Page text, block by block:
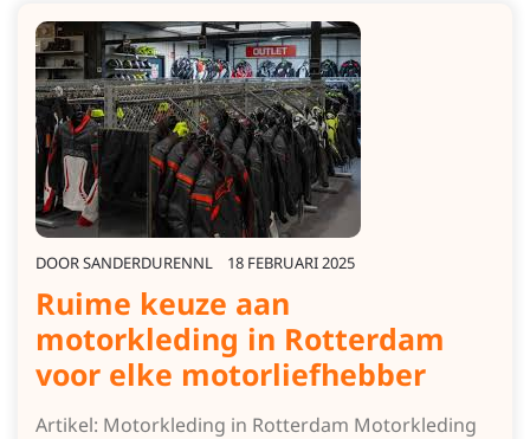
DOORSANDERDURENNL 18 FEBRUARI 2025
Ruime keuze aan
motorkleding in Rotterdam
voor elke motorliefhebber
Artikel: Motorkleding in Rotterdam Motorkleding